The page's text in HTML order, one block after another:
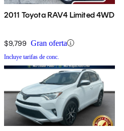
2011 Toyota RAV4 Limited 4WD
$9,799 Gran oferta
Incluye tarifas de conc.